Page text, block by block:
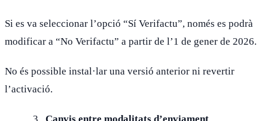
Si es va seleccionar l’opció “Sí Verifactu”, només es podrà
modificar a “No Verifactu” a partir de l’1 de gener de 2026.
No és possible instal·lar una versió anterior ni revertir
l’activació.